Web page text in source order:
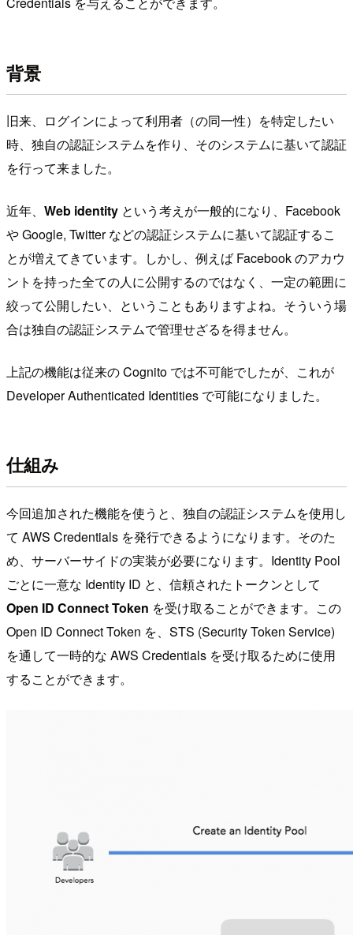
背景
旧来、ログインによって利用者（の同一性）を特定したい
時、独自の認証システムを作り、そのシステムに基いて認証
を行って来ました。
近年、 Web identity という考えが一般的になり、Facebook
や Google, Twitter などの認証システムに基いて認証するこ
とが増えてきています。しかし、例えば Facebook のアカウ
ントを持った全ての人に公開するのではなく、一定の範囲に
絞って公開したい、ということもありますよね。そういう場
合は独自の認証システムで管理せざるを得ません。
上記の機能は従来の Cognito では不可能でしたが、これが
Developer Authenticated Identities で可能になりました。
仕組み
今回追加された機能を使うと、独自の認証システムを使用し
て AWS Credentials を発行できるようになります。そのた
め、サーバーサイドの実装が必要になります。Identity Pool
ごとに一意な Identity ID と、信頼されたトークンとして
Open ID Connect Token を受け取ることができます。この
Open ID Connect Token を、STS (Security Token Service)
を通して一時的な AWS Credentials を受け取るために使用
することができます。